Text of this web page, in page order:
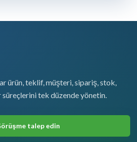
ürün, teklif, müşteri, sipariş, stok,
tek düzende yönetin.
talep edin